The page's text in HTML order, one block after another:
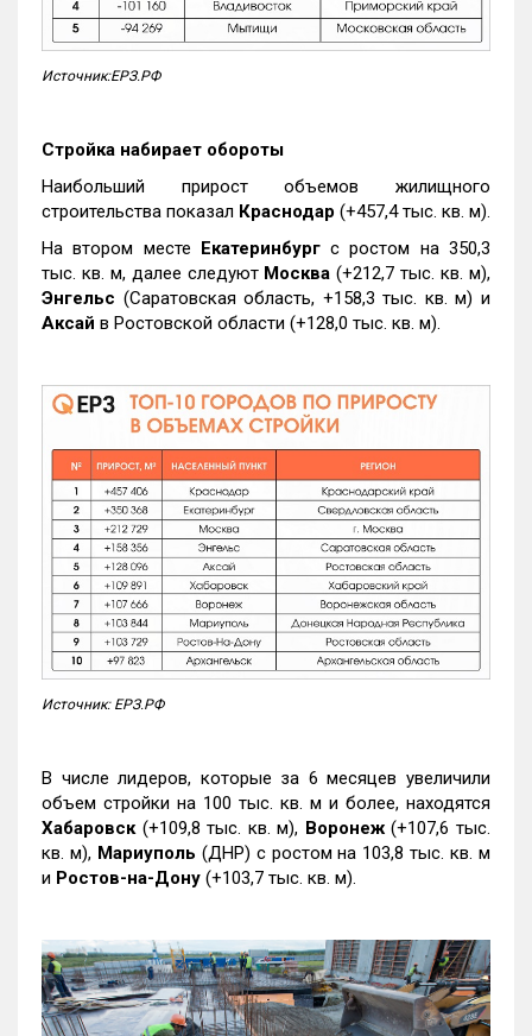
Источник:ЕРЗ.РФ
Стройка набирает обороты
Наибольший прирост объемов жилищного
строительства показал Краснодар (+457,4 тыс. кв. м).
На втором месте Екатеринбургс ростом на 350,3
тыс. кв. м, далее следуют Москва (+212,7 тыс. кв. м),
Энгельс (Саратовская область, +158,3 тыс. кв. м) и
Аксай в Ростовской области (+128,0 тыс. кв. м).
Источник: ЕРЗ.РФ
В числе лидеров, которые за 6 месяцев увеличили
объем стройки на 100 тыс. кв. м и более, находятся
Хабаровск (+109,8 тыс. кв. м), Воронеж(+107,6 тыс.
кв. м), Мариуполь (ДНР) с ростом на 103,8 тыс. кв. м
и Ростов-на-Дону (+103,7 тыс. кв. м).